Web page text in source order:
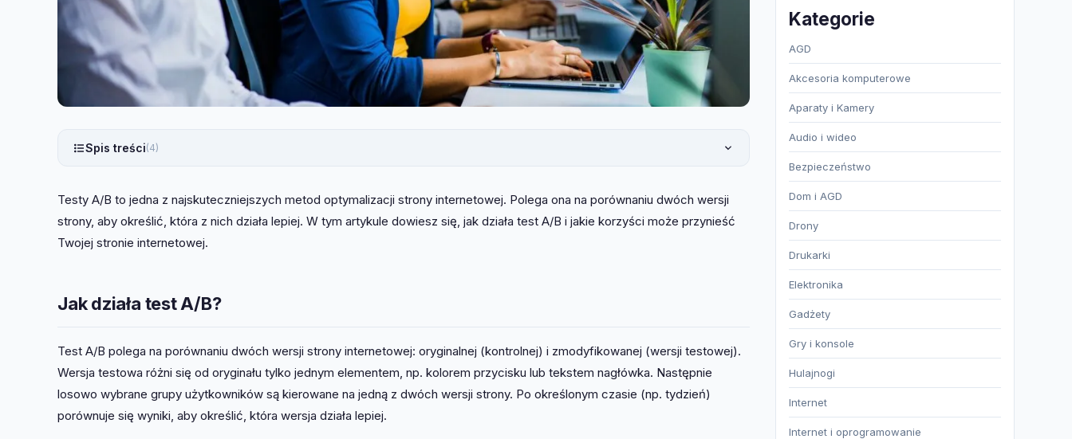
Spis treści(4)
Testy A/B to jedna z najskuteczniejszych metod optymalizacji strony internetowej. Polega ona na porównaniu dwóch wersji
strony, aby określić, która z nich działa lepiej. W tym artykule dowiesz się, jak działa test A/B i jakie korzyści może przynieść
Twojej stronie internetowej.
Jak działa test A/B?
Test A/B polega na porównaniu dwóch wersji strony internetowej: oryginalnej (kontrolnej) i zmodyfikowanej (wersji testowej).
Wersja testowa różni się od oryginału tylko jednym elementem, np. kolorem przycisku lub tekstem nagłówka. Następnie
losowo wybrane grupy użytkowników są kierowane na jedną z dwóch wersji strony. Po określonym czasie (np. tydzień)
porównuje się wyniki, aby określić, która wersja działa lepiej.
Kategorie
AGD
Akcesoria komputerowe
Aparaty i Kamery
Audio i wideo
Bezpieczeństwo
Dom i AGD
Drony
Drukarki
Elektronika
Gadżety
Gry i konsole
Hulajnogi
Internet
Internet i oprogramowanie